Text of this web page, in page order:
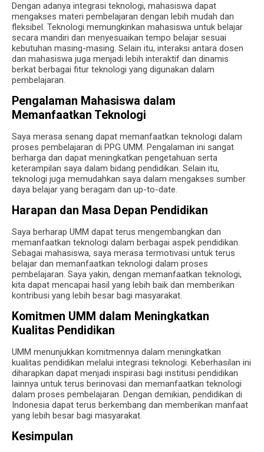
Dengan adanya integrasi teknologi, mahasiswa dapat
mengakses materi pembelajaran dengan lebih mudah dan
fleksibel. Teknologi memungkinkan mahasiswa untuk belajar
secara mandiri dan menyesuaikan tempo belajar sesuai
kebutuhan masing-masing. Selain itu, interaksi antara dosen
dan mahasiswa juga menjadi lebih interaktif dan dinamis
berkat berbagai fitur teknologi yang digunakan dalam
pembelajaran.
Pengalaman Mahasiswa dalam
Memanfaatkan Teknologi
Saya merasa senang dapat memanfaatkan teknologi dalam
proses pembelajaran di PPG UMM. Pengalaman ini sangat
berharga dan dapat meningkatkan pengetahuan serta
keterampilan saya dalam bidang pendidikan. Selain itu,
teknologi juga memudahkan saya dalam mengakses sumber
daya belajar yang beragam dan up-to-date.
Harapan dan Masa Depan Pendidikan
Saya berharap UMM dapat terus mengembangkan dan
memanfaatkan teknologi dalam berbagai aspek pendidikan.
Sebagai mahasiswa, saya merasa termotivasi untuk terus
belajar dan memanfaatkan teknologi dalam proses
pembelajaran. Saya yakin, dengan memanfaatkan teknologi,
kita dapat mencapai hasil yang lebih baik dan memberikan
kontribusi yang lebih besar bagi masyarakat.
Komitmen UMM dalam Meningkatkan
Kualitas Pendidikan
UMM menunjukkan komitmennya dalam meningkatkan
kualitas pendidikan melalui integrasi teknologi. Keberhasilan ini
diharapkan dapat menjadi inspirasi bagi institusi pendidikan
lainnya untuk terus berinovasi dan memanfaatkan teknologi
dalam proses pembelajaran. Dengan demikian, pendidikan di
Indonesia dapat terus berkembang dan memberikan manfaat
yang lebih besar bagi masyarakat.
Kesimpulan